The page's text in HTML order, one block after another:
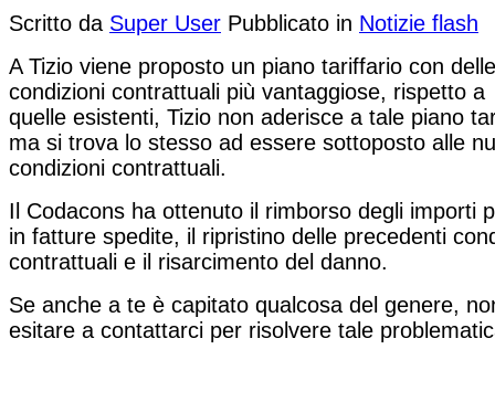
Scritto da Super User Pubblicato in Notizie flash
A Tizio viene proposto un piano tariffario con
condizioni contrattuali più vantaggiose, rispetto a
quelle esistenti, Tizio non aderisce a tale piano
ma si trova lo stesso ad essere sottoposto alle
condizioni contrattuali.
Il Codacons ha ottenuto il rimborso degli importi
in fatture spedite, il ripristino delle precedenti
contrattuali e il risarcimento del danno.
Se anche a te è capitato qualcosa del genere,
esitare a contattarci per risolvere tale